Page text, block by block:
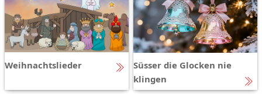
Weihnachtslieder
Süsser die Glocken nie
klingen